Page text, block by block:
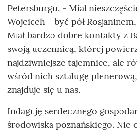
Petersburgu. - Miał
Wojciech - być pół
Miał bardzo dobre kontakty z
swoją uczennicą, której
najdziwniejsze tajemnice, ale
wśród nich sztalugę
znajduje się u nas.
Indaguję serdecznego
środowiska poznańskiego. Nie